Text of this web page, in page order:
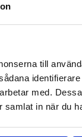
till
med.
in när du
Harding
2024.
Som van
av krigets
bara